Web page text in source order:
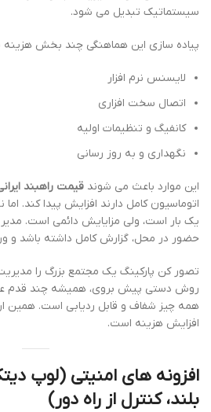
سیستماتیک تبدیل می شود.
پیاده سازی این هماهنگی چند بخش هزینه
لایسنس نرم افزار
اتصال سخت افزاری
کانفیگ و تنظیمات اولیه
نگهداری و به روز رسانی
این موارد باعث می شوند قیمت راهبند
اتوماسیون کامل دارند افزایش پیدا کند.
یک بار است، ولی مزایایش دائمی است.
حضور در محل، گزارش کامل داشته باشد و
تصور کن پارکینگ یک مجتمع بزرگ را
روش دستی پیش بروی، همیشه چند قدم عقب
همه چیز شفاف و قابل ردیابی است. همین
افزایش هزینه است.
بلند، کنترل از راه دور)